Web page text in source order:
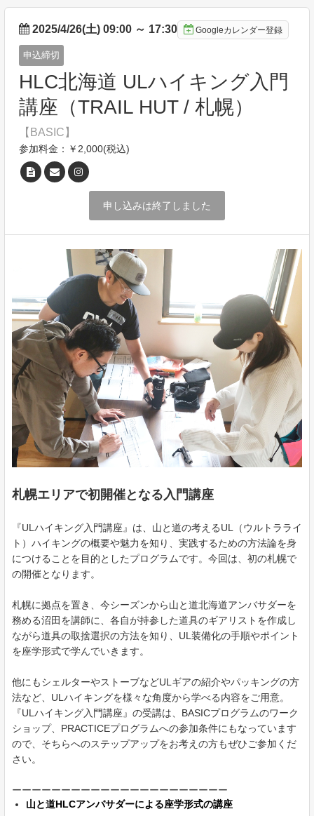
2025/4/26(土) 09:00 ～ 17:30 Googleカレンダー登録
申込締切
HLC北海道 ULハイキング入門
講座（TRAIL HUT / 札幌）
【BASIC】
参加料金：￥2,000(税込)
申し込みは終了しました
札幌エリアで初開催となる入門講座
『ULハイキング入門講座』は、山と道の考えるUL（ウルトラライ
ト）ハイキングの概要や魅力を知り、実践するための方法論を身
につけることを目的としたプログラムです。今回は、初の札幌で
の開催となります。
札幌に拠点を置き、今シーズンから山と道北海道アンバサダーを
務める沼田を講師に、各自が持参した道具のギアリストを作成し
ながら道具の取捨選択の方法を知り、UL装備化の手順やポイント
を座学形式で学んでいきます。
他にもシェルターやストーブなどULギアの紹介やパッキングの方
法など、ULハイキングを様々な角度から学べる内容をご用意。
『ULハイキング入門講座』の受講は、BASICプログラムのワーク
ショップ、PRACTICEプログラムへの参加条件にもなっています
ので、そちらへのステップアップをお考えの方もぜひご参加くだ
さい。
ーーーーーーーーーーーーーーーーーーーーーー
山と道HLCアンバサダーによる座学形式の講座